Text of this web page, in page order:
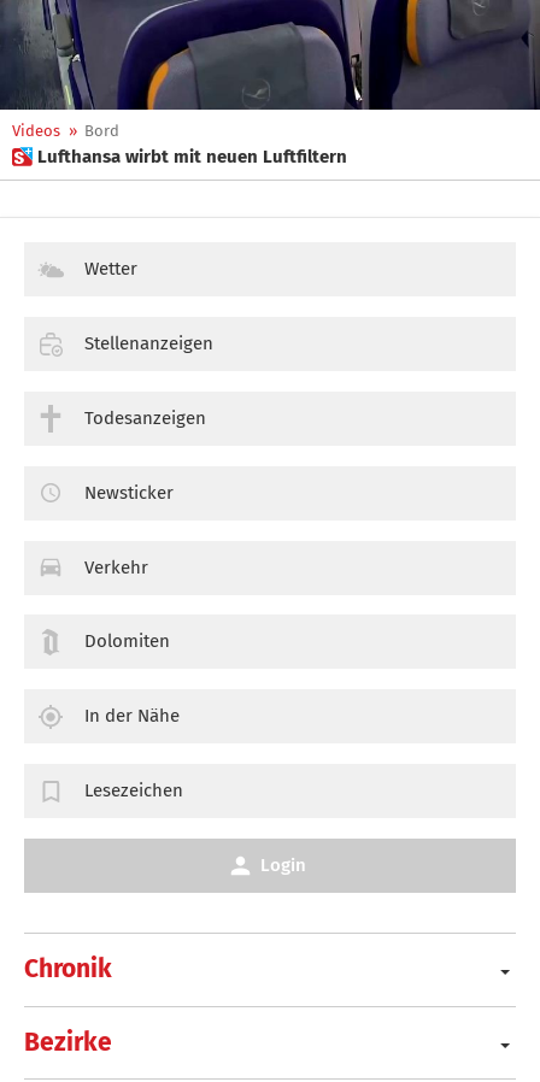
Videos » Bord
 Lufthansa wirbt mit neuen Luftfiltern
Chronik
Bezirke
Wetter
Stellenanzeigen
Todesanzeigen
Newsticker
Verkehr
Dolomiten
In der Nähe
Lesezeichen
Login